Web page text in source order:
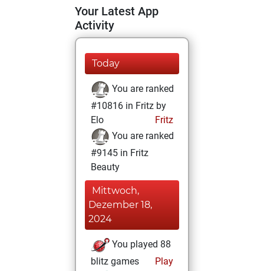
Your Latest App
Activity
Today
You are ranked
#10816 in Fritz by
Elo
Fritz
You are ranked
#9145 in Fritz
Beauty
Mittwoch,
Dezember 18,
2024
You played 88
blitz games
Play